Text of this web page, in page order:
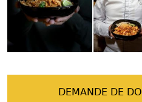
DEMANDE DE